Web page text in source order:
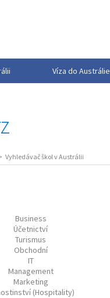
Víza do Austrálie
Vyhledávač škol v Austrálii
Business
Účetnictví
Turismus
Obchodní
IT
Management
Marketing
(Hospitality)